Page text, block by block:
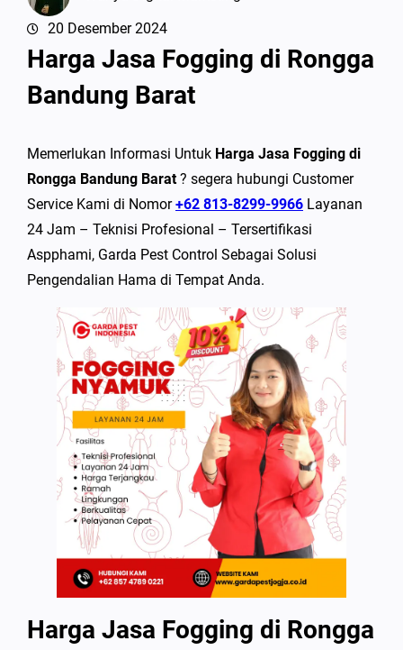
20 Desember 2024
Harga Jasa Fogging di Rongga
Bandung Barat
Memerlukan Informasi Untuk Harga Jasa Fogging di
Rongga Bandung Barat? segera hubungi Customer
Service Kami di Nomor+62 813-8299-9966 Layanan
24 Jam – Teknisi Profesional – Tersertifikasi
Aspphami, Garda Pest Control Sebagai Solusi
Pengendalian Hama di Tempat Anda.
Harga Jasa Fogging di Rongga